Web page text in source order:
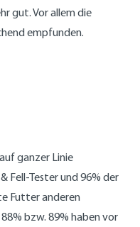
gut. Vor allem die
empfunden.
ganzer Linie
Fell-Tester und 96% der
Futter anderen
bzw. 89% haben vor